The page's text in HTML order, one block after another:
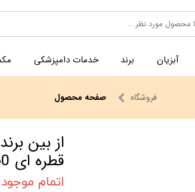
آبزیان برند خدمات دامپزشکی
فروشگاه صفحه محصول
از بین
قطره ای 60 میلی لیتر
اتمام